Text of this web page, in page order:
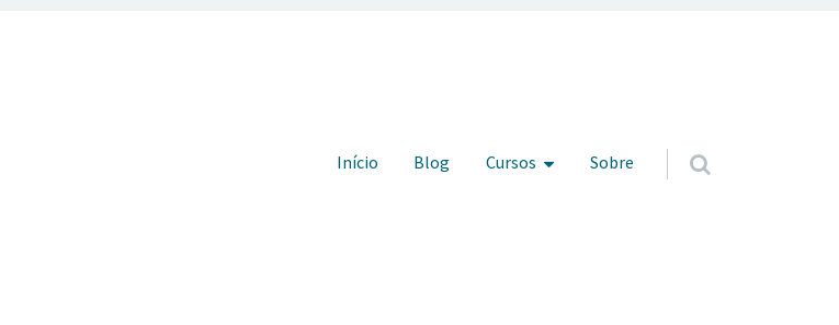
Pular para o conteúdo
Início Blog Cursos Sobre